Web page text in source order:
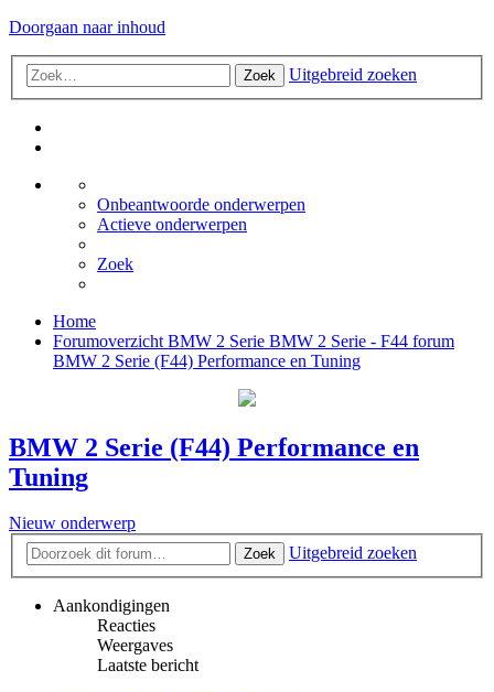
Doorgaan naar inhoud
Zoek Uitgebreid zoeken
Onbeantwoorde onderwerpen
Actieve onderwerpen
Zoek
Home
Forumoverzicht BMW 2 Serie BMW 2 Serie - F44 forum
BMW 2 Serie (F44) Performance en Tuning
BMW 2 Serie (F44) Performance en
Tuning
Nieuw onderwerp
Zoek Uitgebreid zoeken
Aankondigingen
Reacties
Weergaves
Laatste bericht